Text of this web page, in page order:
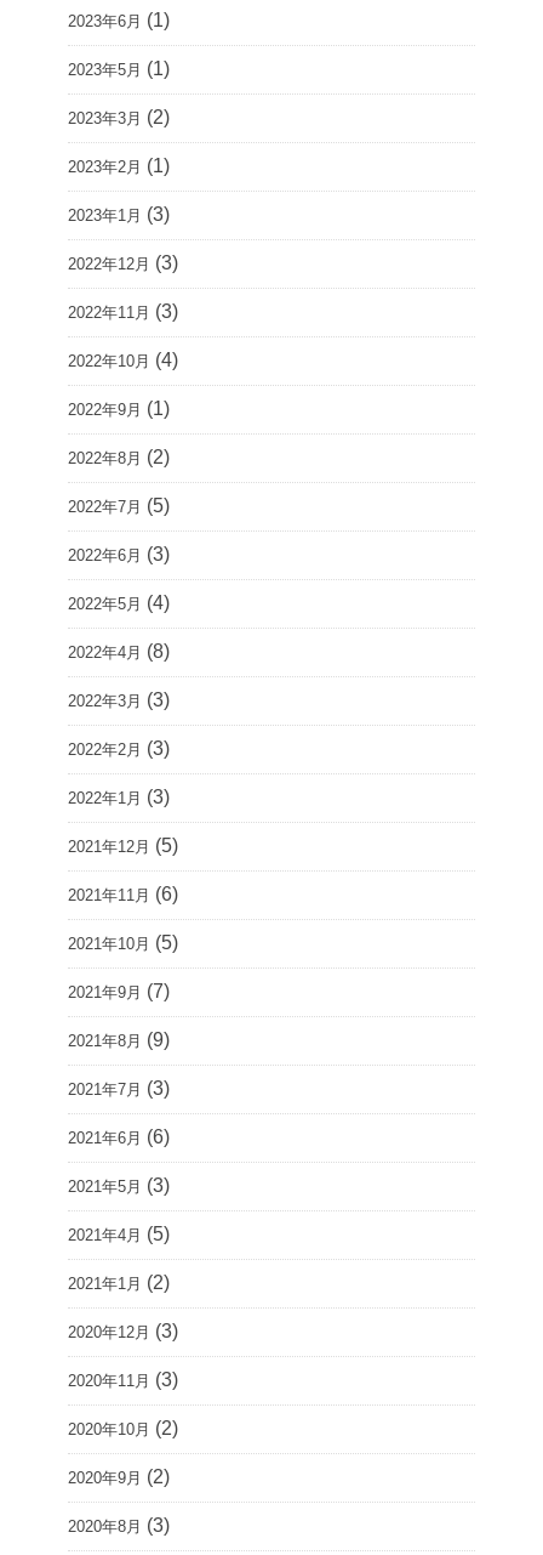
2023年6月 (1)
2023年5月 (1)
2023年3月 (2)
2023年2月 (1)
2023年1月 (3)
2022年12月 (3)
2022年11月 (3)
2022年10月 (4)
2022年9月 (1)
2022年8月 (2)
2022年7月 (5)
2022年6月 (3)
2022年5月 (4)
2022年4月 (8)
2022年3月 (3)
2022年2月 (3)
2022年1月 (3)
2021年12月 (5)
2021年11月 (6)
2021年10月 (5)
2021年9月 (7)
2021年8月 (9)
2021年7月 (3)
2021年6月 (6)
2021年5月 (3)
2021年4月 (5)
2021年1月 (2)
2020年12月 (3)
2020年11月 (3)
2020年10月 (2)
2020年9月 (2)
2020年8月 (3)